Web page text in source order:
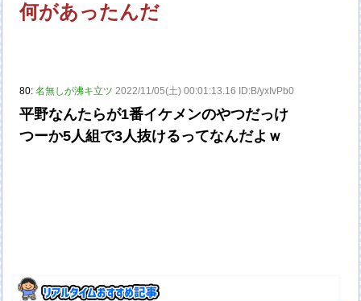
何があったんだ
80:名無しが沸キ立ツ 2022/11/05(土) 00:01:13.16 ID:B/yxIvPb0
平野なんたらが1番イケメンのやつだっけ
つーか5人組で3人抜けるってなんだよｗ